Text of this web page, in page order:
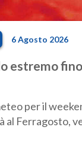
6 Agosto 2026
estremo
per il
al Ferragosto,